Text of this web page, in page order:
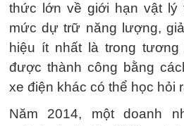
thức lớn về giới hạn vật lý
mức dự trữ năng lượng,
hiệu ít nhất là trong
được thành công bằng
xe điện khác có thể học hỏi
Năm 2014, một doanh